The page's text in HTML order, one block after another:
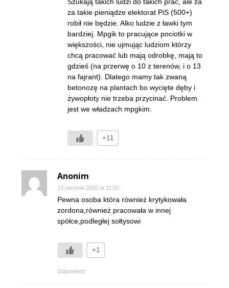
za takie pieniądze elektorat PiS (500+)
robił nie będzie. Alko ludzie z ławki tym
bardziej. Mpgik to pracujące pociotki w
większości, nie ujmując ludziom którzy
chcą pracować lub mają odrobkę, mają to
gdzieś (na przerwę o 10 z terenów, i o 13
na fajrant). Dlatego mamy tak zwaną
betonozę na plantach bo wycięte dęby i
żywopłoty nie trzeba przycinać. Problem
jest we władzach mpgkim.
+11
Anonim
13 sierpnia 2020 at 11:00
Pewna osoba która również krytykowała
zordona,również pracowała w innej
spółce,podległej sołtysowi
+1
Odpowiedz